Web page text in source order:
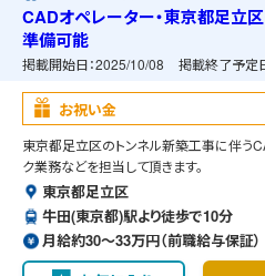
CADオペレーター・東京都足立
準備可能
掲載開始日：2025/10/08 掲載終了予定
お祝い金
東京都足立区のトンネル新築工事に伴う
ク業務などを担当して頂きます。
東京都足立区
牛田(東京都)駅より徒歩で10分
月給約30〜33万円（前職給与保証）